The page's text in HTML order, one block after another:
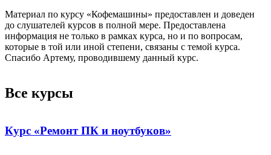
Материал по курсу «Кофемашины» предоставлен и доведен
до слушателей курсов в полной мере. Предоставлена
информация не только в рамках курса, но и по вопросам,
которые в той или иной степени, связаны с темой курса.
Спасибо Артему, проводившему данный курс.
Все курсы
Курс «Ремонт ПК и ноутбуков»